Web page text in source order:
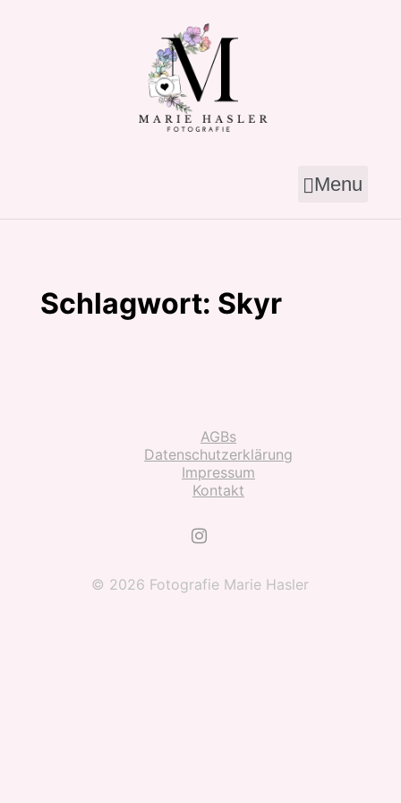
Menu
Schlagwort: Skyr
AGBs
Datenschutzerklärung
Impressum
Kontakt
© 2026 Fotografie Marie Hasler